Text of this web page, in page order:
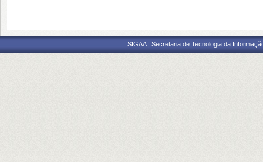
SIGAA | Secretaria de Tecnologia da